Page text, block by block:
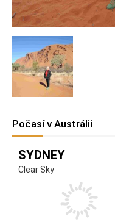
Počasí v Austrálii
SYDNEY
Clear Sky